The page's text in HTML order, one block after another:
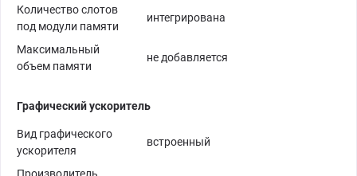
Количество слотов
под модули памяти
интегрирована
Максимальный
объем памяти
не добавляется
Графический ускоритель
Вид графического
ускорителя
встроенный
Производитель